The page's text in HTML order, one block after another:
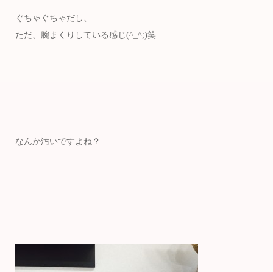
ぐちゃぐちゃだし、
ただ、腕まくりしている感じ(^_^;)笑
なんか汚いですよね？